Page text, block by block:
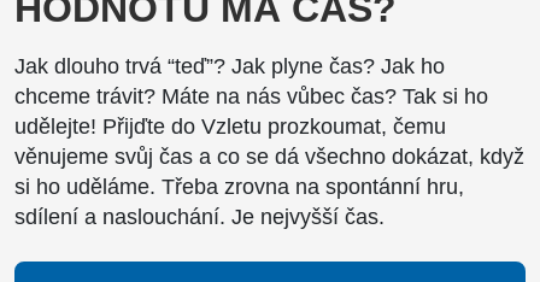
Jak dlouho trvá “teď”? Jak plyne čas? Jak ho
chceme trávit? Máte na nás vůbec čas? Tak si ho
udělejte! Přijďte do Vzletu prozkoumat, čemu
věnujeme svůj čas a co se dá všechno dokázat, když
si ho uděláme. Třeba zrovna na spontánní hru,
sdílení a naslouchání. Je nejvyšší čas.